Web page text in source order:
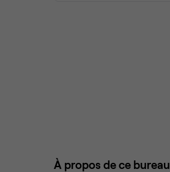
À propos de ce bureau